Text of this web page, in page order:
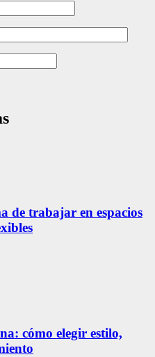
de trabajar en espacios
cómo elegir estilo,